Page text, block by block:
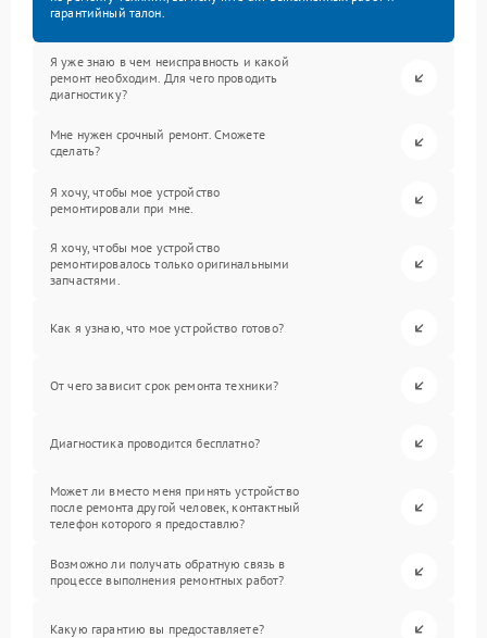
гарантийный талон.
Я уже знаю в чем неисправность и какой
ремонт необходим. Для чего проводить
диагностику?
Мне нужен срочный ремонт. Сможете
сделать?
Я хочу, чтобы мое устройство
ремонтировали при мне.
Я хочу, чтобы мое устройство
ремонтировалось только оригинальными
запчастями.
Как я узнаю, что мое устройство готово?
От чего зависит срок ремонта техники?
Диагностика проводится бесплатно?
Может ли вместо меня принять устройство
после ремонта другой человек, контактный
телефон которого я предоставлю?
Возможно ли получать обратную связь в
процессе выполнения ремонтных работ?
Какую гарантию вы предоставляете?